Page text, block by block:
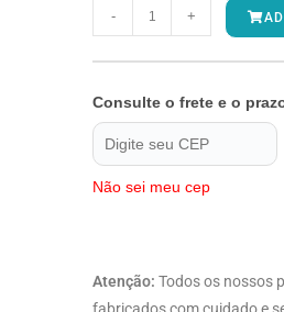
- +
Consulte o frete e o
Não sei meu cep
Atenção: Todos os nossos
fabricados com cuidado e